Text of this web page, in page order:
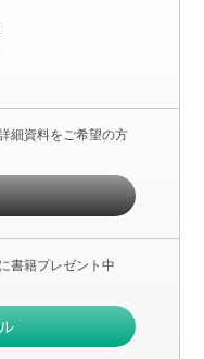
細資料をご希望の方
書籍プレゼント中